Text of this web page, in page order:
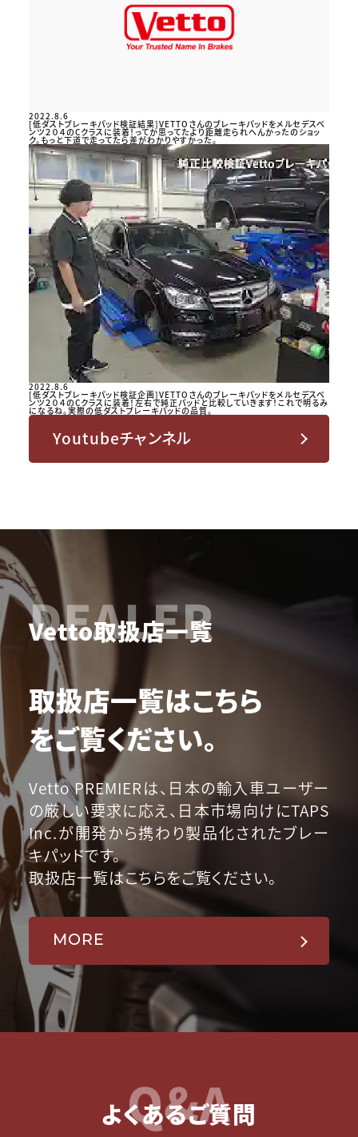
2022.8.6
[低ダストブレーキパッド検証結果]VETTOさんのブレーキパッドをメルセデスベ
ンツ２０４のCクラスに装着！ってか思ってたより距離走られへんかったのショッ
ク。もっと下道で走ってたら差がわかりやすかった。
2022.8.6
[低ダストブレーキパッド検証企画]VETTOさんのブレーキパッドをメルセデスベ
ンツ２０４のCクラスに装着！左右で純正パッドと比較していきます！これで明るみ
になるね。実際の低ダストブレーキパッドの品質。
Youtubeチャンネル
DEALER
Vetto取扱店一覧
取扱店一覧はこちら
をご覧ください。
Vetto PREMIERは、日本の輸入車ユーザー
の厳しい要求に応え、日本市場向けにTAPS
Inc.が開発から携わり製品化されたブレー
キパッドです。
取扱店一覧はこちらをご覧ください。
MORE
Q&A
よくあるご質問